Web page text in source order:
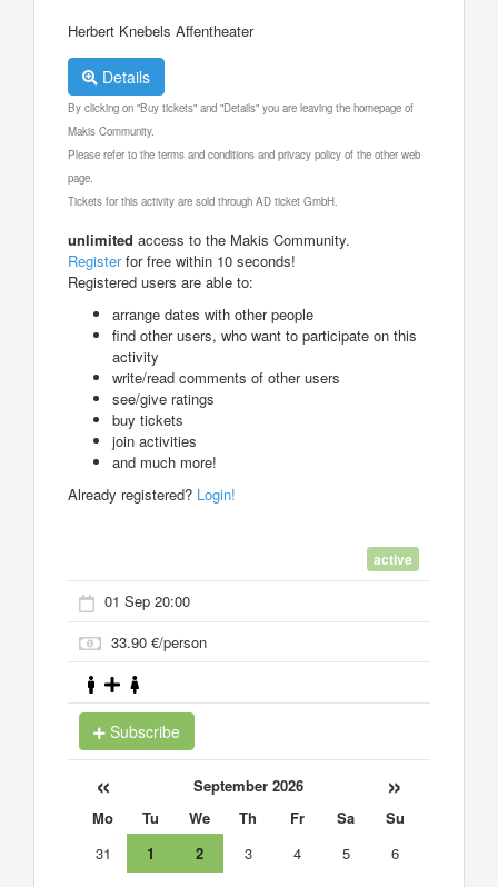
Herbert Knebels Affentheater
Details
By clicking on "Buy tickets" and "Details" you are leaving the homepage of
Makis Community.
Please refer to the terms and conditions and privacy policy of the other web
page.
Tickets for this activity are sold through AD ticket GmbH.
unlimited access to the Makis Community.
Registerfor free within 10 seconds!
Registered users are able to:
arrange dates with other people
find other users, who want to participate on this
activity
write/read comments of other users
see/give ratings
buy tickets
join activities
and much more!
Already registered? Login!
active
01 Sep 20:00
33.90 €/person
Subscribe
« September 2026 »
Mo Tu We Th Fr Sa
Su
31
1 2 3 4 5
6